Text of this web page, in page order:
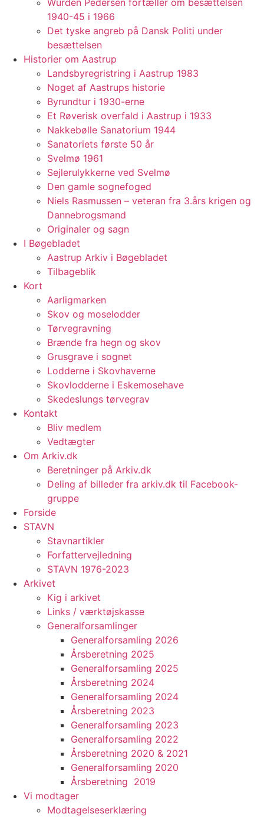
Würden Pedersen fortæller om besættelsen
1940-45 i 1966
Det tyske angreb på Dansk Politi under
besættelsen
Historier om Aastrup
Landsbyregristring i Aastrup 1983
Noget af Aastrups historie
Byrundtur i 1930-erne
Et Røverisk overfald i Aastrup i 1933
Nakkebølle Sanatorium 1944
Sanatoriets første 50 år
Svelmø 1961
Sejlerulykkerne ved Svelmø
Den gamle sognefoged
Niels Rasmussen – veteran fra 3.års krigen og
Dannebrogsmand
Originaler og sagn
I Bøgebladet
Aastrup Arkiv i Bøgebladet
Tilbageblik
Kort
Aarligmarken
Skov og moselodder
Tørvegravning
Brænde fra hegn og skov
Grusgrave i sognet
Lodderne i Skovhaverne
Skovlodderne i Eskemosehave
Skedeslungs tørvegrav
Kontakt
Bliv medlem
Vedtægter
Om Arkiv.dk
Beretninger på Arkiv.dk
Deling af billeder fra arkiv.dk til Facebook-
gruppe
Forside
STAVN
Stavnartikler
Forfattervejledning
STAVN 1976-2023
Arkivet
Kig i arkivet
Links / værktøjskasse
Generalforsamlinger
Generalforsamling 2026
Årsberetning 2025
Generalforsamling 2025
Årsberetning 2024
Generalforsamling 2024
Årsberetning 2023
Generalforsamling 2023
Generalforsamling 2022
Årsberetning 2020 & 2021
Generalforsamling 2020
Årsberetning 2019
Vi modtager
Modtagelseserklæring